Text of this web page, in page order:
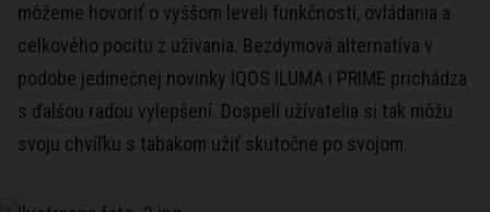
môžeme hovoriť o vyššom leveli funkčnosti, ovládania a
celkového pocitu z užívania. Bezdymová alternatíva v
podobe jedinečnej novinky IQOS ILUMA i PRIME prichádza
s ďalšou radou vylepšení. Dospelí užívatelia si tak môžu
svoju chvíľku s tabakom užiť skutočne po svojom.